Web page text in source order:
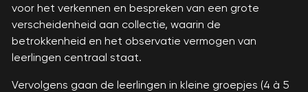
voor het verkennen en bespreken van een grote
verscheidenheid aan collectie, waarin de
betrokkenheid en het observatie vermogen van
leerlingen centraal staat.
Vervolgens gaan de leerlingen in kleine groepjes (4 à 5